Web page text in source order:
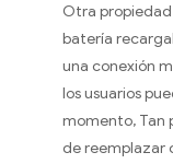
Otra
batería
una conexión
los usuarios
momento, Tan
de reemplazar